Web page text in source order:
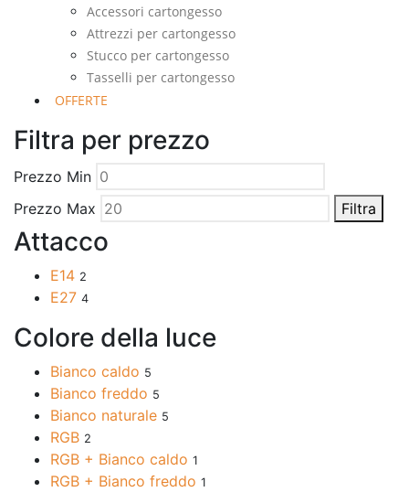
Accessori cartongesso
Attrezzi per cartongesso
Stucco per cartongesso
Tasselli per cartongesso
OFFERTE
Filtra per prezzo
Prezzo Min
Prezzo Max
Filtra
Attacco
E14 2
E27 4
Colore della luce
Bianco caldo 5
Bianco freddo 5
Bianco naturale 5
RGB 2
RGB + Bianco caldo 1
RGB + Bianco freddo 1